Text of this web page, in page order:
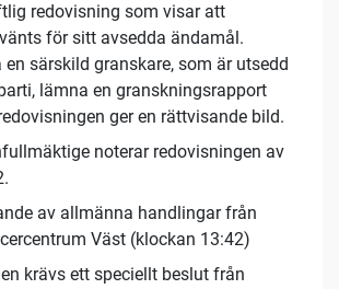
redovisning som visar att
för sitt avsedda ändamål.
en särskild granskare, som är utsedd
lämna en granskningsrapport
ger en rättvisande bild.
noterar redovisningen av
av allmänna handlingar från
Väst (klockan 13:42)
krävs ett speciellt beslut från